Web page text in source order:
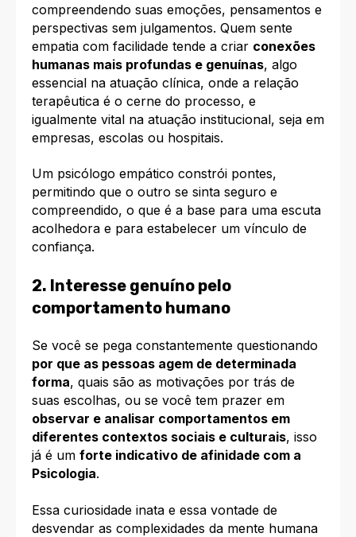
compreendendo suas emoções, pensamentos e
perspectivas sem julgamentos. Quem sente
empatia com facilidade tende a criar conexões
humanas mais profundas e genuínas, algo
essencial na atuação clínica, onde a relação
terapêutica é o cerne do processo, e
igualmente vital na atuação institucional, seja em
empresas, escolas ou hospitais.
Um psicólogo empático constrói pontes,
permitindo que o outro se sinta seguro e
compreendido, o que é a base para uma escuta
acolhedora e para estabelecer um vínculo de
confiança.
2. Interesse genuíno pelo
comportamento humano
Se você se pega constantemente questionando
por que as pessoas agem de determinada
forma, quais são as motivações por trás de
suas escolhas, ou se você tem prazer em
observar e analisar comportamentos em
diferentes contextos sociais e culturais, isso
já é um forte indicativo de afinidade com a
Psicologia.
Essa curiosidade inata e essa vontade de
desvendar as complexidades da mente humana